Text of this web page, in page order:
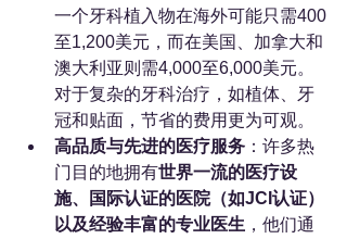
一个牙科植入物在海外可能只需400
至1,200美元，而在美国、加拿大和
澳大利亚则需4,000至6,000美元。
对于复杂的牙科治疗，如植体、牙
冠和贴面，节省的费用更为可观。
高品质与先进的医疗服务 ：许多热
门目的地拥有世界一流的医疗设
施、国际认证的医院（如JCI认证）
以及经验丰富的专业医生 ，他们通